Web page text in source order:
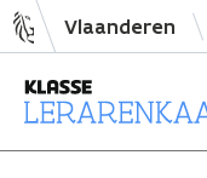
N
a
Vlaanderen